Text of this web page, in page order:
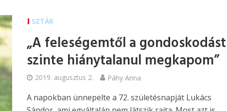
SZTÁR
„A feleségemtől a gondoskodást
szinte hiánytalanul megkapom”
2019. augusztus 2. Páhy Anna
A napokban ünnepelte a 72. születésnapját Lukács